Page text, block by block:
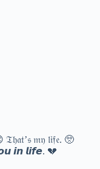
𝔗𝔥𝔞𝔱’𝔰 𝔪𝔶 𝔩𝔦𝔣𝔢. 🥺
𝙞𝙣 𝙡𝙞𝙛𝙚. 💔